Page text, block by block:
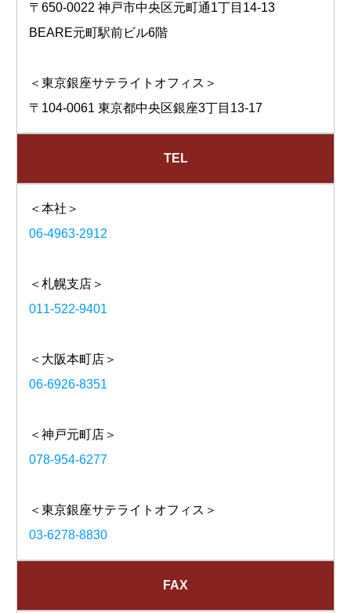
〒650-0022 神戸市中央区元町通1丁目14-13
BEARE元町駅前ビル6階
＜東京銀座サテライトオフィス＞
〒104-0061 東京都中央区銀座3丁目13-17
TEL
＜本社＞
06-4963-2912
＜札幌支店＞
011-522-9401
＜大阪本町店＞
06-6926-8351
＜神戸元町店＞
078-954-6277
＜東京銀座サテライトオフィス＞
03-6278-8830
FAX